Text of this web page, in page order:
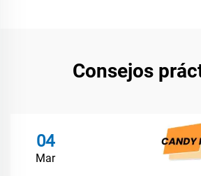
Consejos
04
Mar